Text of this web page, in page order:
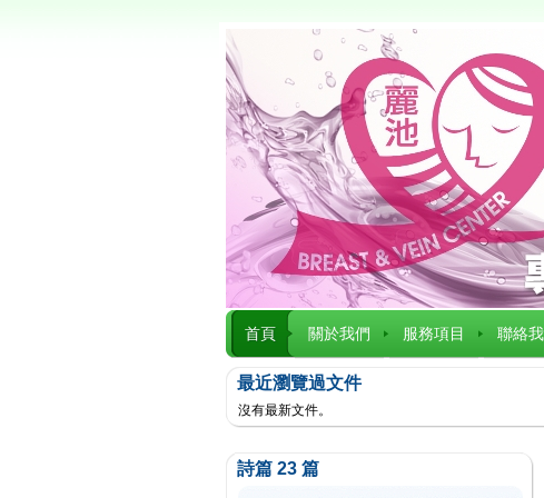
首頁 關於我們 服務項目 聯絡
最近瀏覽過文件
沒有最新文件。
詩篇 23 篇